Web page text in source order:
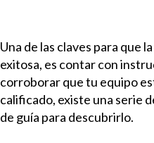
Una de las claves para que la
exitosa, es contar con
corroborar que tu equipo
calificado, existe una serie
de guía para descubrirlo.